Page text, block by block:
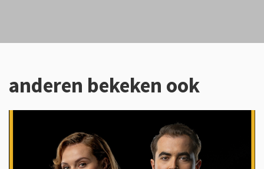
anderen bekeken ook